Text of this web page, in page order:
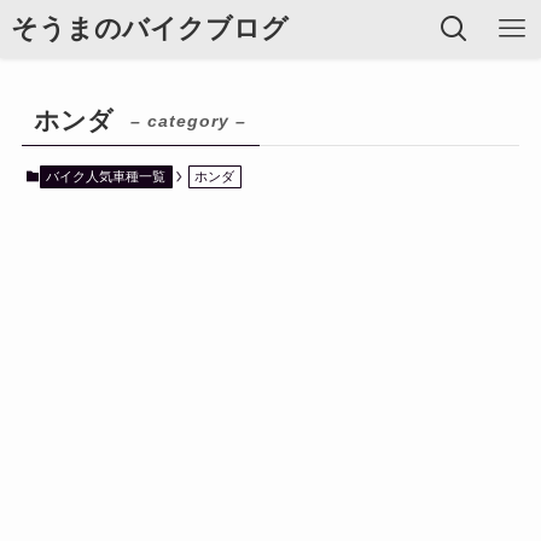
そうまのバイクブログ
ホンダ – category –
バイク人気車種一覧 ホンダ